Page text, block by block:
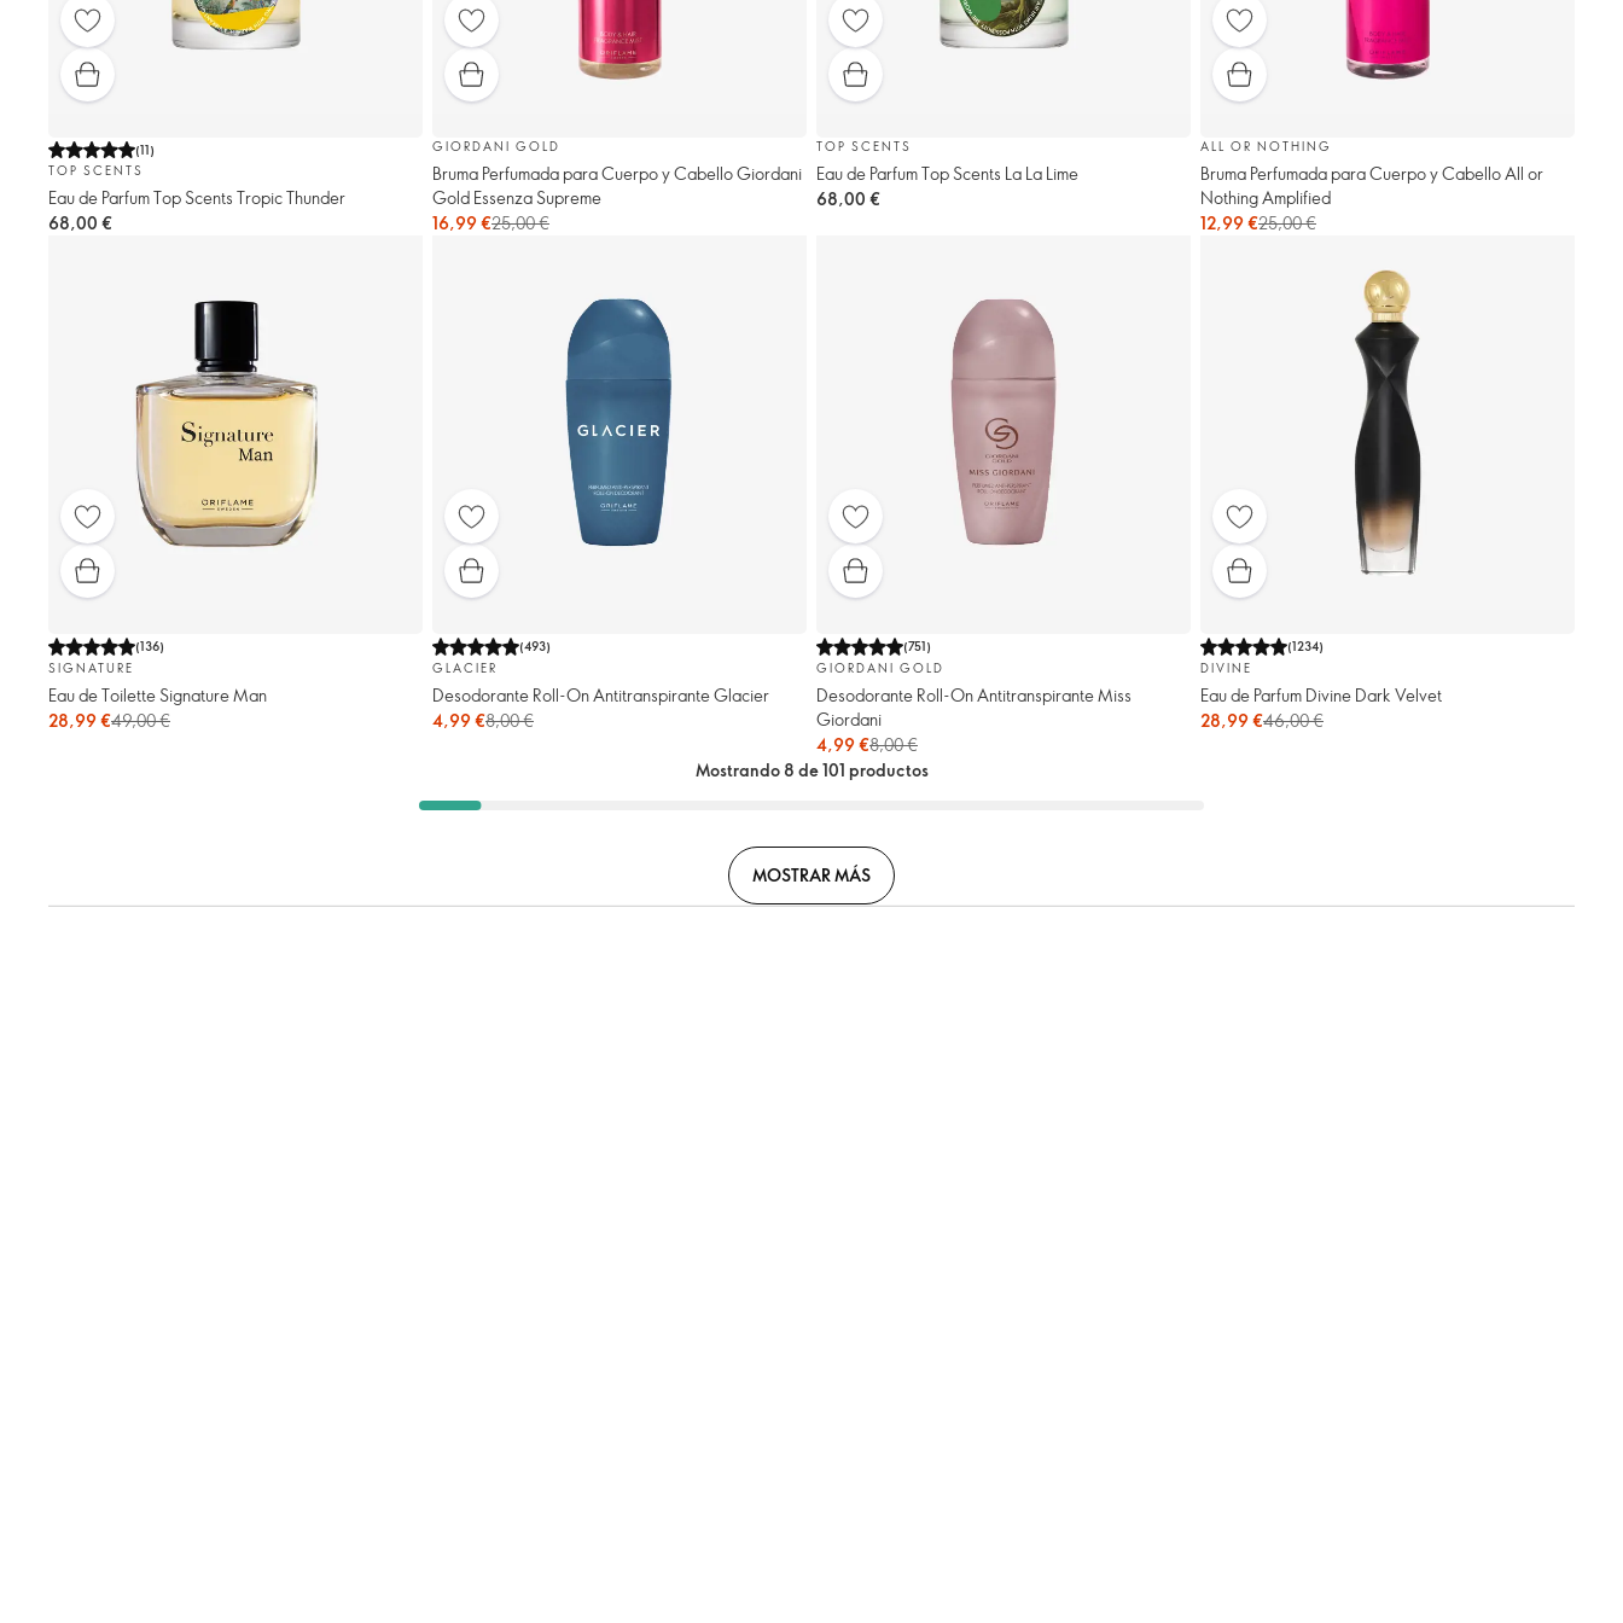
(11)
TOP SCENTS
Eau de Parfum Top Scents Tropic Thunder
68,00 €
GIORDANI GOLD
Bruma Perfumada para Cuerpo y Cabello Giordani
Gold Essenza Supreme
16,99 €25,00 €
TOP SCENTS
Eau de Parfum Top Scents La La Lime
68,00 €
ALL OR NOTHING
Bruma Perfumada para Cuerpo y Cabello All or
Nothing Amplified
12,99 €25,00 €
(136)
SIGNATURE
Eau de Toilette Signature Man
28,99 €49,00 €
(493)
GLACIER
Desodorante Roll-On Antitranspirante Glacier
4,99 €8,00 €
(751)
GIORDANI GOLD
Desodorante Roll-On Antitranspirante Miss
Giordani
4,99 €8,00 €
(1234)
DIVINE
Eau de Parfum Divine Dark Velvet
28,99 €46,00 €
Mostrando 8 de 101 productos
MOSTRAR MÁS